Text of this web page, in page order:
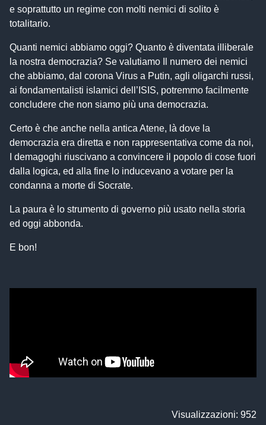
e soprattutto un regime con molti nemici di solito è
totalitario.
Quanti nemici abbiamo oggi? Quanto è diventata illiberale
la nostra democrazia? Se valutiamo Il numero dei nemici
che abbiamo, dal corona Virus a Putin, agli oligarchi russi,
ai fondamentalisti islamici dell’ISIS, potremmo facilmente
concludere che non siamo più una democrazia.
Certo è che anche nella antica Atene, là dove la
democrazia era diretta e non rappresentativa come da noi,
I demagoghi riuscivano a convincere il popolo di cose fuori
dalla logica, ed alla fine lo inducevano a votare per la
condanna a morte di Socrate.
La paura è lo strumento di governo più usato nella storia
ed oggi abbonda.
E bon!
Visualizzazioni: 952